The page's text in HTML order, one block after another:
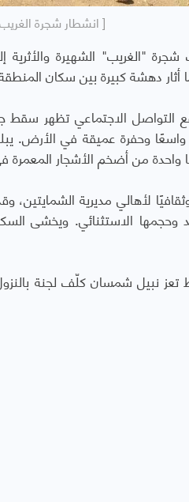
[ انشطار شجرة
شجرة "الغريب" الشهيرة
دهشة كبيرة بين سكان المنطقة
الاجتماعي تظهر سقط
وثقافيًا لأهالي مديرية
الاستثنائي. ويخشى
نبيل شمسان كلّف لجنة